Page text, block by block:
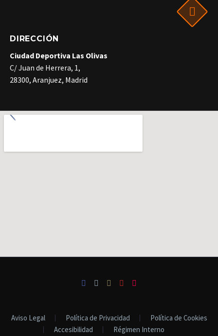
DIRECCIÓN
Ciudad Deportiva Las Olivas
C/ Juan de Herrera, 1,
28300, Aranjuez, Madrid
Aviso Legal Política de Privacidad
Política de Cookies
Accesibilidad
Régimen Interno